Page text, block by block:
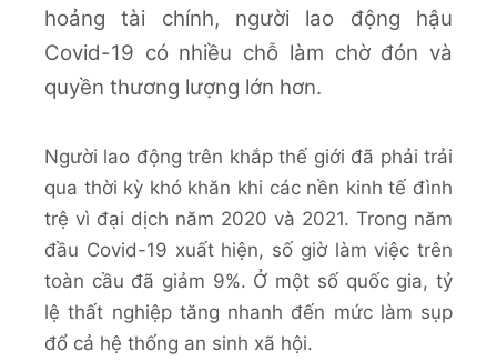
hoảng tài chính, người lao động hậu
Covid-19 có nhiều chỗ làm chờ đón và
quyền thương lượng lớn hơn.
Người lao động trên khắp thế giới đã phải trải
qua thời kỳ khó khăn khi các nền kinh tế đình
trệ vì đại dịch năm 2020 và 2021. Trong năm
đầu Covid-19 xuất hiện, số giờ làm việc trên
toàn cầu đã giảm 9%. Ở một số quốc gia, tỷ
lệ thất nghiệp tăng nhanh đến mức làm sụp
đổ cả hệ thống an sinh xã hội.